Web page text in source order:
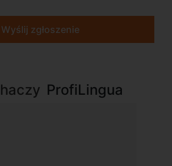
Wyślij zgłoszenie
ProfiLingua